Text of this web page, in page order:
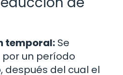
temporal: Se
un período
después del cual el